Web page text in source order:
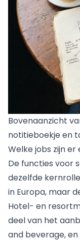
Bovenaanzicht
notitieboekje en
Welke jobs zijn
De functies voor
dezelfde
in Europa, maar
Hotel- en
deel van het
and beverage,